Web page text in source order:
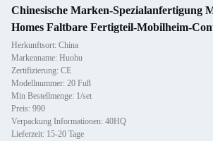
Chinesische Marken-Spezialanfertigung
Homes Faltbare Fertigteil-Mobilheim-
Herkunftsort: China
Markenname: Huohu
Zertifizierung: CE
Modellnummer: 20 Fuß
Min Bestellmenge: 1/set
Preis: 990
Verpackung Informationen: 40HQ
Lieferzeit: 15-20 Tage